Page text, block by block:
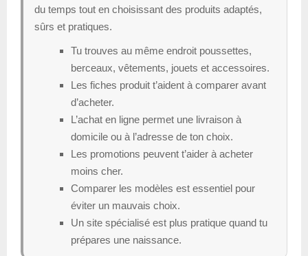
du temps tout en choisissant des produits adaptés,
sûrs et pratiques.
Tu trouves au même endroit poussettes,
berceaux, vêtements, jouets et accessoires.
Les fiches produit t’aident à comparer avant
d’acheter.
L’achat en ligne permet une livraison à
domicile ou à l’adresse de ton choix.
Les promotions peuvent t’aider à acheter
moins cher.
Comparer les modèles est essentiel pour
éviter un mauvais choix.
Un site spécialisé est plus pratique quand tu
prépares une naissance.